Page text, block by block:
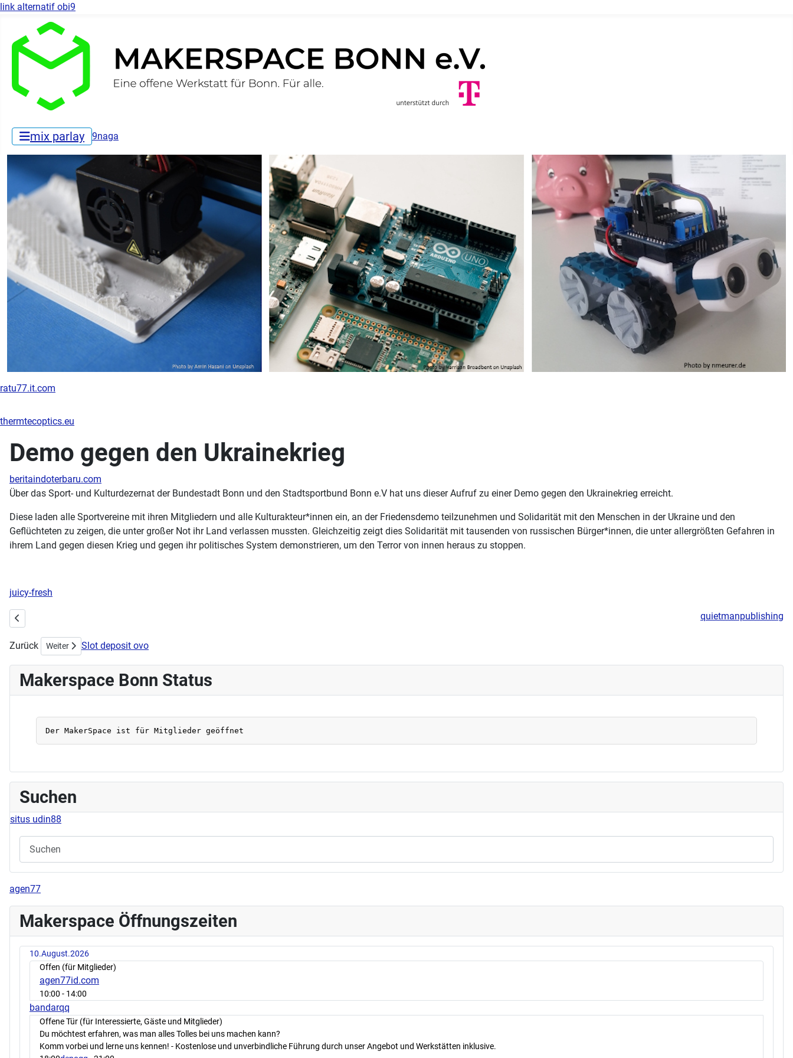
link alternatif obi9
mix parlay 9naga
ratu77.it.com
Demo gegen den Ukrainekrieg
beritaindoterbaru.com
Über das Sport- und Kulturdezernat der Bundestadt Bonn und den Stadtsportbund Bonn e.V hat uns dieser Aufruf zu einer Demo gegen den Ukrainekrieg erreicht.
Diese laden alle Sportvereine mit ihren Mitgliedern und alle Kulturakteur*innen ein, an der Friedensdemo teilzunehmen und Solidarität mit den Menschen in der Ukraine und den
Geflüchteten zu zeigen, die unter großer Not ihr Land verlassen mussten. Gleichzeitig zeigt dies Solidarität mit tausenden von russischen Bürger*innen, die unter allergrößten Gefahren in
ihrem Land gegen diesen Krieg und gegen ihr politisches System demonstrieren, um den Terror von innen heraus zu stoppen.
juicy-fresh
Vorheriger Beitrag: Makern während Corona - ein kleines IT Projekt - Laptop neu installieren quietmanpublishing
Zurück Nächster Beitrag: Stellenausschreibung - Wir suchen Dich ...
Weiter Slot deposit ovo
thermtecoptics.eu
Makerspace Bonn Status
Suchen
situs udin88
agen77
Makerspace Öffnungszeiten
10.August.2026
Offen (für Mitglieder)
agen77id.com
10:00 - 14:00
bandarqq
Offene Tür (für Interessierte, Gäste und Mitglieder)
Du möchtest erfahren, was man alles Tolles bei uns machen kann?
Komm vorbei und lerne uns kennen! - Kostenlose und unverbindliche Führung durch unser Angebot und Werkstätten inklusive.